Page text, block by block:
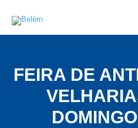
FEIRA DE